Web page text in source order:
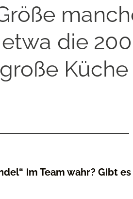
die 200
Küche
im Team wahr? Gibt